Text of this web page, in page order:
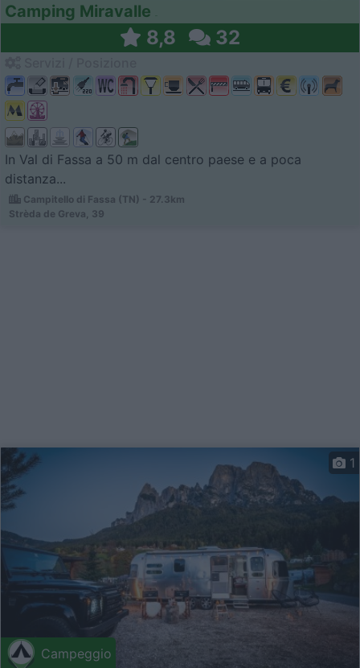
Camping Miravalle
8,8 32
In Val di Fassa a 50 m dal centro paese e a poca
distanza...
Campitello di Fassa (TN) - 27.3km
Strèda de Greva, 39
Campeggio
1